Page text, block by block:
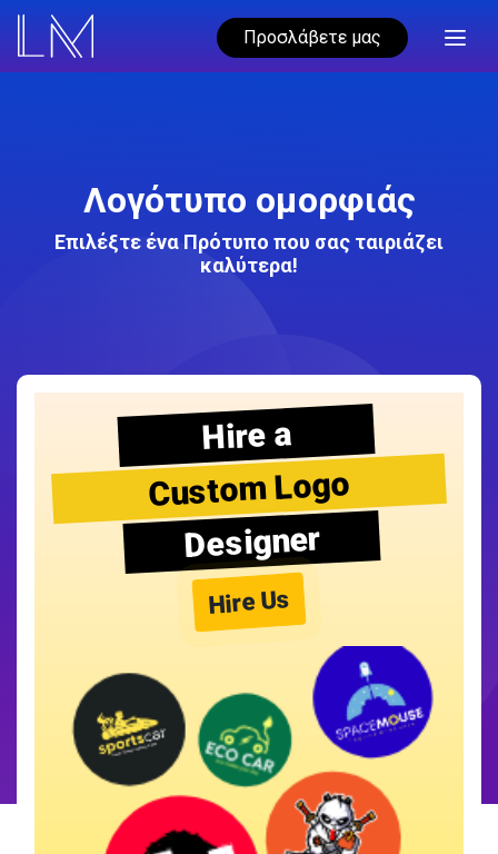
Προσλάβετε μας
Λογότυπο ομορφιάς
Επιλέξτε ένα Πρότυπο που σας ταιριάζει
καλύτερα!
Hire a
Custom Logo
Designer
Hire Us